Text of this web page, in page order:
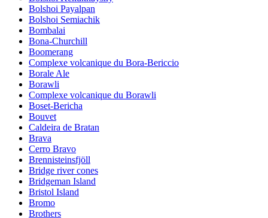
Bolshoi Payalpan
Bolshoi Semiachik
Bombalai
Bona-Churchill
Boomerang
Complexe volcanique du Bora-Bericcio
Borale Ale
Borawli
Complexe volcanique du Borawli
Boset-Bericha
Bouvet
Caldeira de Bratan
Brava
Cerro Bravo
Brennisteinsfjöll
Bridge river cones
Bridgeman Island
Bristol Island
Bromo
Brothers